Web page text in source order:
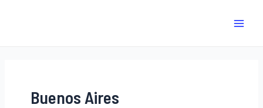
Buenos Aires